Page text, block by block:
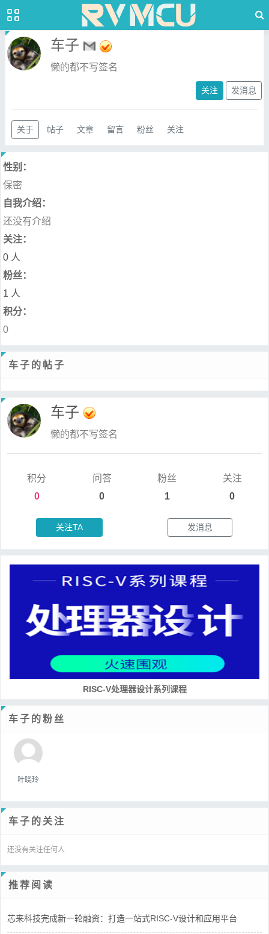
车子
懒的都不写签名
关注 发消息
关于 帖子 文章 留言 粉丝 关注
性别：
保密
自我介绍：
还没有介绍
关注：
0 人
粉丝：
1 人
积分：
0
车子的帖子
车子
懒的都不写签名
积分
0
问答
0
粉丝
1
关注
0
关注TA 发消息
RISC-V处理器设计系列课程
车子的粉丝
叶晓玲
车子的关注
还没有关注任何人
推荐阅读
芯来科技完成新一轮融资：打造一站式RISC-V设计和应用平台